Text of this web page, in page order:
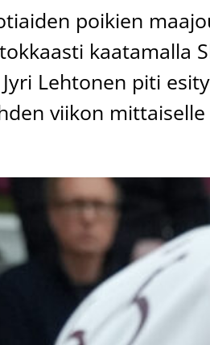
poikien
kaatamalla
Lehtonen piti
viikon